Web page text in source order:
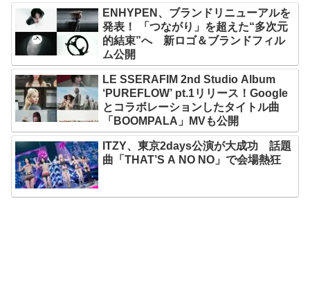
ENHYPEN、ブランドリニューアルを
発表！ 「つながり」を超えた“多次元
的結束”へ 新ロゴ＆ブランドフィル
ム公開
LE SSERAFIM 2nd Studio Album
‘PUREFLOW’ pt.1リリース！Google
とコラボレーションしたタイトル曲
「BOOMPALA」MVも公開
ITZY、東京2days公演が大成功 話題
曲「THAT’S A NO NO」で会場熱狂